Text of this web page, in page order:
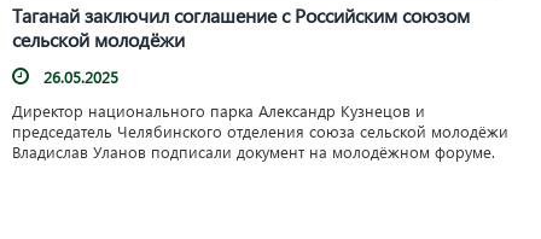
Таганай заключил соглашение с Российским союзом
сельской молодёжи
26.05.2025
Директор национального парка Александр Кузнецов и
председатель Челябинского отделения союза сельской молодёжи
Владислав Уланов подписали документ на молодёжном форуме.